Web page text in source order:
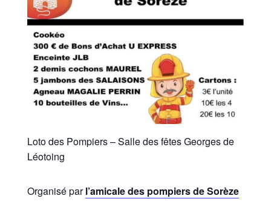
Loto des Pompiers – Salle des fêtes Georges de
Léotoing
Organisé parl’amicale des pompiers de Sorèze